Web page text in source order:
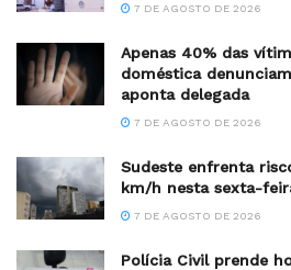
7 DE AGOSTO DE 2026
Apenas 40% das
doméstica
aponta delegada
7 DE AGOSTO DE 2026
Sudeste enfrenta
km/h nesta sexta-
7 DE AGOSTO DE 2026
Polícia Civil prende